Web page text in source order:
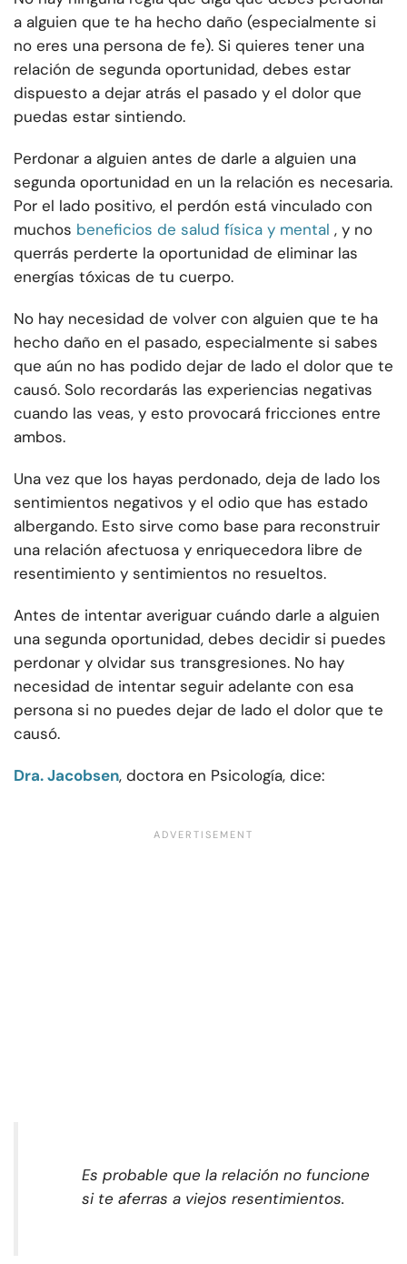
a alguien que te ha hecho daño (especialmente si
no eres una persona de fe). Si quieres tener una
relación de segunda oportunidad, debes estar
dispuesto a dejar atrás el pasado y el dolor que
puedas estar sintiendo.
Perdonar a alguien antes de darle a alguien una
segunda oportunidad en un la relación es necesaria.
Por el lado positivo, el perdón está vinculado con
muchos beneficios de salud física y mental , y no
querrás perderte la oportunidad de eliminar las
energías tóxicas de tu cuerpo.
No hay necesidad de volver con alguien que te ha
hecho daño en el pasado, especialmente si sabes
que aún no has podido dejar de lado el dolor que te
causó. Solo recordarás las experiencias negativas
cuando las veas, y esto provocará fricciones entre
ambos.
Una vez que los hayas perdonado, deja de lado los
sentimientos negativos y el odio que has estado
albergando. Esto sirve como base para reconstruir
una relación afectuosa y enriquecedora libre de
resentimiento y sentimientos no resueltos.
Antes de intentar averiguar cuándo darle a alguien
una segunda oportunidad, debes decidir si puedes
perdonar y olvidar sus transgresiones. No hay
necesidad de intentar seguir adelante con esa
persona si no puedes dejar de lado el dolor que te
causó.
Dra. Jacobsen, doctora en Psicología, dice:
Es probable que la relación no funcione
si te aferras a viejos resentimientos.